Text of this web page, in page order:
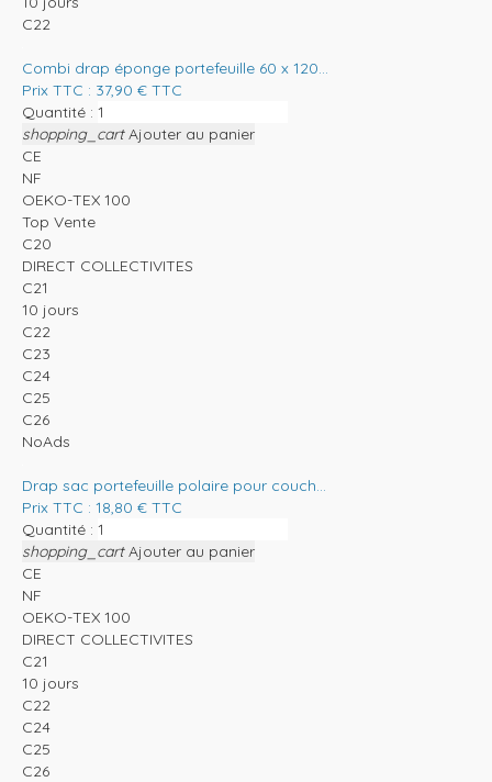
C22
Combi drap éponge portefeuille 60 x 120...
Prix TTC : 37,90 € TTC
Quantité :
shopping_cart Ajouter au panier
CE
NF
OEKO-TEX 100
Top Vente
C20
DIRECT COLLECTIVITES
C21
10 jours
C22
C23
C24
C25
C26
NoAds
Drap sac portefeuille polaire pour couch...
Prix TTC : 18,80 € TTC
Quantité :
shopping_cart Ajouter au panier
CE
NF
OEKO-TEX 100
DIRECT COLLECTIVITES
C21
10 jours
C22
C24
C25
C26